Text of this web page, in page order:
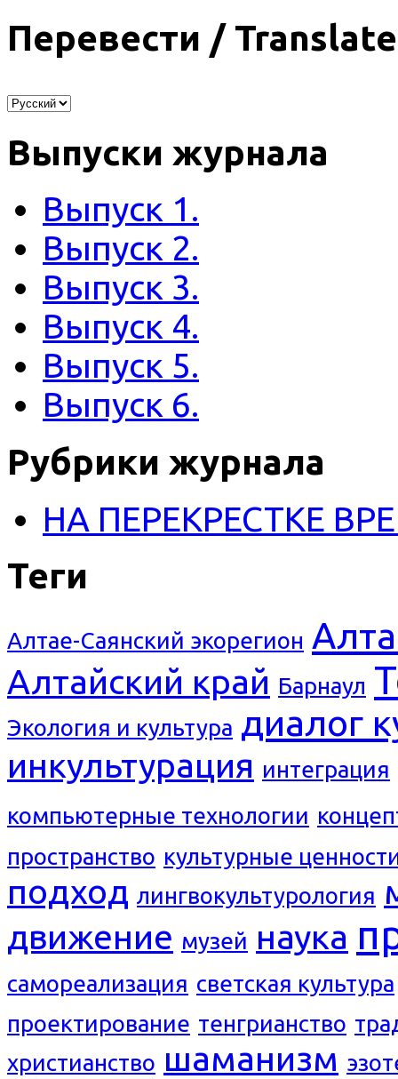
Перевести /
Выпуски журнала
Выпуск 1.
Выпуск 2.
Выпуск 3.
Выпуск 4.
Выпуск 5.
Выпуск 6.
Рубрики журнала
НА ПЕРЕКРЕСТКЕ
Теги
Алтае-Саянский экорегион
Алтайский край Барнаул
Экология и культура диалог
инкультурация интеграция
компьютерные технологии
пространство культурные
подход лингвокультурология
движение музей наука
самореализация светская культура
проектирование тенгрианство
христианство шаманизм